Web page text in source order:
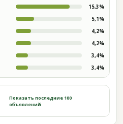
15,3%
5,1%
4,2%
4,2%
3,4%
3,4%
Показать последние 100
объявлений